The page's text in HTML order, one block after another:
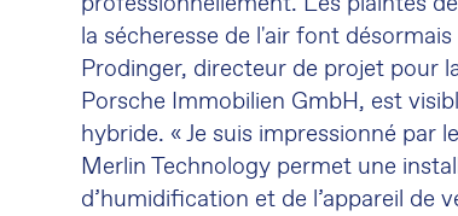
la sécheresse de l'air font
Prodinger, directeur de projet pour
Porsche Immobilien GmbH, est
hybride. « Je suis impressionné par
Merlin Technology permet une
d’humidification et de l’appareil de